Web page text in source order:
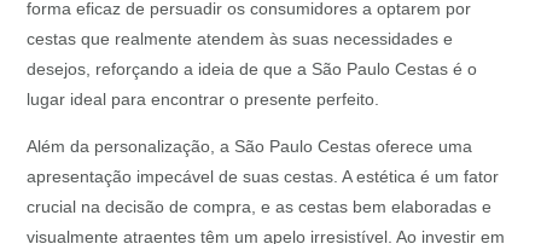
forma eficaz de persuadir os consumidores a optarem por
cestas que realmente atendem às suas necessidades e
desejos, reforçando a ideia de que a São Paulo Cestas é o
lugar ideal para encontrar o presente perfeito.
Além da personalização, a São Paulo Cestas oferece uma
apresentação impecável de suas cestas. A estética é um fator
crucial na decisão de compra, e as cestas bem elaboradas e
visualmente atraentes têm um apelo irresistível. Ao investir em